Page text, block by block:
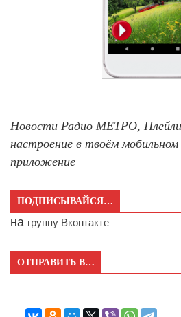
Новости Радио МЕТРО,
настроение в твоём
приложение
ПОДПИСЫВАЙСЯ…
на группу Вконтакте
ОТПРАВИТЬ В…